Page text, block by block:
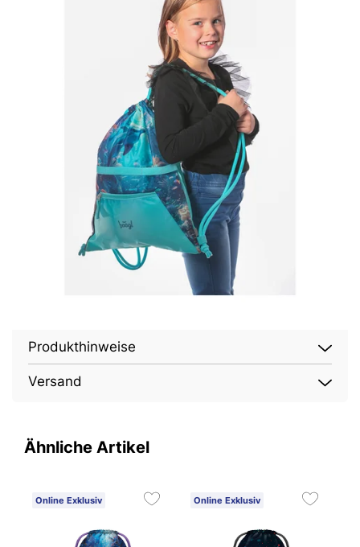
Produkthinweise
Versand
Ähnliche Artikel
Online Exklusiv Online Exklusiv